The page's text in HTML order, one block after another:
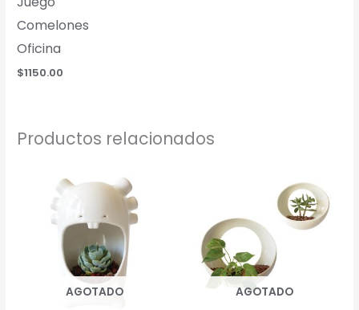
Comelones
Oficina
$1150.00
Productos relacionados
AGOTADO AGOTADO